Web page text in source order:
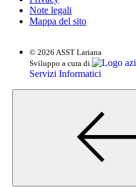
Note legali
Mappa del sito
© 2026 ASST Lariana
Sviluppo a cura di
Servizi Informatici